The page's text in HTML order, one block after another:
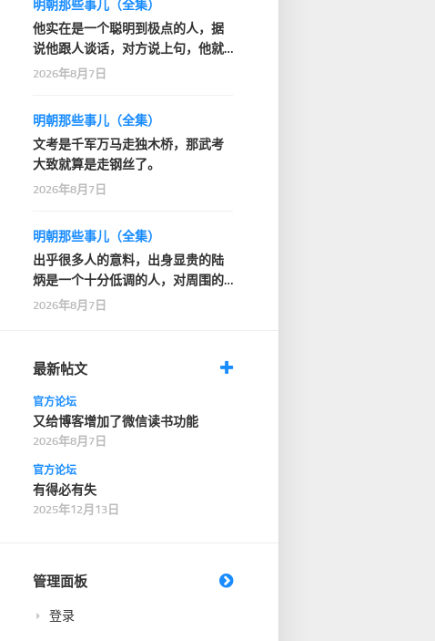
明朝那些事儿（全集）
他实在是一个聪明到极点的人，据
说他跟人谈话，对方说上句，他就
知道人家下句要说什…
2026年8月7日
明朝那些事儿（全集）
文考是千军万马走独木桥，那武考
大致就算是走钢丝了。
2026年8月7日
明朝那些事儿（全集）
出乎很多人的意料，出身显贵的陆
炳是一个十分低调的人，对周围的
人也十分客气，没有…
2026年8月7日
最新帖文
官方论坛
又给博客增加了微信读书功能
2026年8月7日
官方论坛
有得必有失
2025年12月13日
管理面板
登录